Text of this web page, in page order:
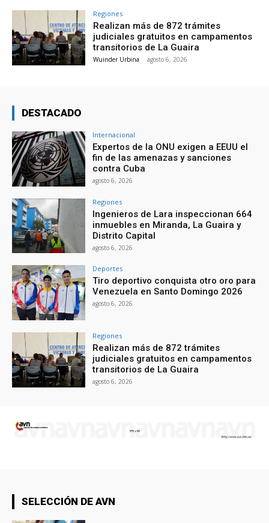
Regiones
Realizan más de 872 trámites
judiciales gratuitos en campamentos
transitorios de La Guaira
Wuinder Urbina - agosto 6, 2026
DESTACADO
Internacional
Expertos de la ONU exigen a EEUU el
fin de las amenazas y sanciones
contra Cuba
agosto 6, 2026
Regiones
Ingenieros de Lara inspeccionan 664
inmuebles en Miranda, La Guaira y
Distrito Capital
agosto 6, 2026
Deportes
Tiro deportivo conquista otro oro para
Venezuela en Santo Domingo 2026
agosto 6, 2026
Regiones
Realizan más de 872 trámites
judiciales gratuitos en campamentos
transitorios de La Guaira
agosto 6, 2026
SELECCIÓN DE AVN